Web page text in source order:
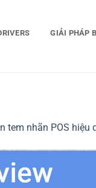
GIẢI PHÁP
tem nhãn POS hiệu